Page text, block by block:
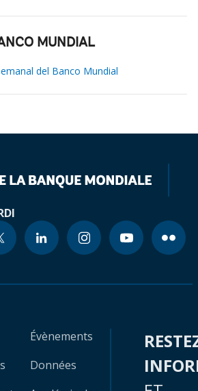
MUNDIAL
del Banco Mundial
Évènements
Données